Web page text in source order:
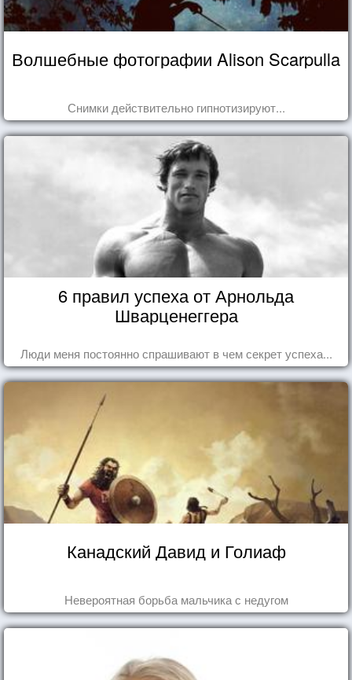
Волшебные фотографии Alison Scarpulla
Снимки действительно гипнотизируют...
6 правил успеха от Арнольда
Шварценеггера
Люди меня постоянно спрашивают в чем секрет успеха...
Канадский Давид и Голиаф
Невероятная борьба мальчика с недугом